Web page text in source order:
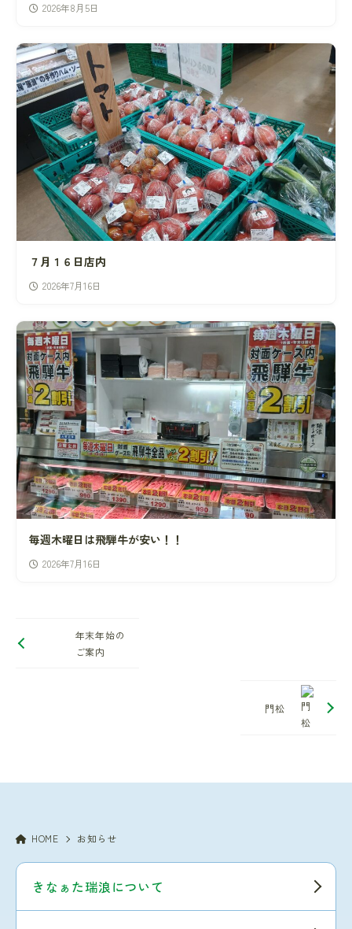
2026年8月5日
７月１６日店内
2026年7月16日
毎週木曜日は飛騨牛が安い！！
2026年7月16日
年末年始の
ご案内
門松
HOME お知らせ
きなぁた瑞浪について